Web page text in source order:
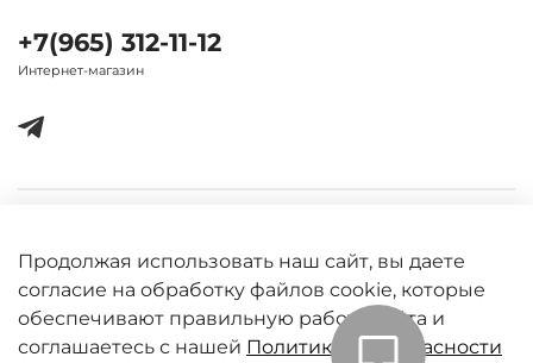
+7(965) 312-11-12
Интернет-магазин
Продолжая использовать наш сайт, вы даете
согласие на обработку файлов cookie, которые
обеспечивают правильную работу сайта и
соглашаетесь с нашей Политикой безопасности